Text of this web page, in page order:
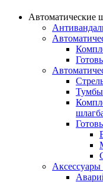
Автоматические
Тумбы
Аксессуары